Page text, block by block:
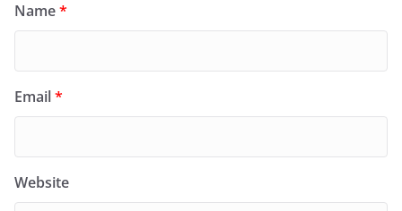
Name*
Email*
Website